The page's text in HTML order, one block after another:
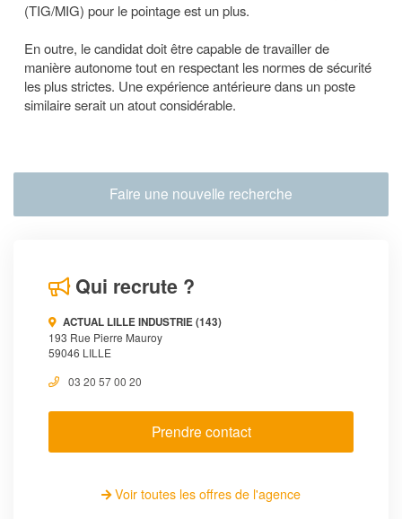
(TIG/MIG) pour le pointage est un plus.
En outre, le candidat doit être capable de travailler de
manière autonome tout en respectant les normes de sécurité
les plus strictes. Une expérience antérieure dans un poste
similaire serait un atout considérable.
Faire une nouvelle recherche
Qui recrute ?
ACTUAL LILLE INDUSTRIE (143)
193 Rue Pierre Mauroy
59046 LILLE
03 20 57 00 20
Prendre contact
Voir toutes les offres de l'agence